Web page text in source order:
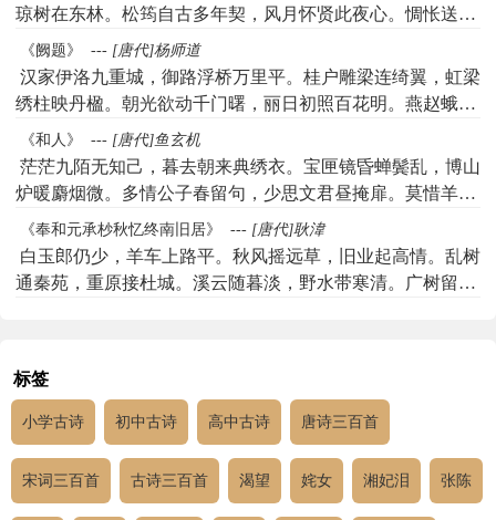
琼树在东林。松筠自古多年契，风月怀贤此夜心。惆怅送君
身未达，不堪摇落听秋砧。
《阙题》 --- [唐代]杨师道
汉家伊洛九重城，御路浮桥万里平。桂户雕梁连绮翼，虹梁
绣柱映丹楹。朝光欲动千门曙，丽日初照百花明。燕赵蛾眉
旧倾国，楚宫腰细本传名。二月桑津期结伴，三春淇水逐关
情。兰丛有意飞双蝶，柳叶无趣隐啼莺。扇里细妆将夜并，
风前独舞共花荣。两鬟百万谁论价，一笑千金判是轻。不为
照后庭。
《和人》 --- [唐代]鱼玄机
茫茫九陌无知己，暮去朝来典绣衣。宝匣镜昏蝉鬓乱，博山
炉暖麝烟微。多情公子春留句，少思文君昼掩扉。莫惜羊车
频列载，柳丝梅绽正芳菲。
《奉和元承杪秋忆终南旧居》 --- [唐代]耿湋
白玉郎仍少，羊车上路平。秋风摇远草，旧业起高情。乱树
通秦苑，重原接杜城。溪云随暮淡，野水带寒清。广树留峰
标签
小学古诗 初中古诗 高中古诗 唐诗三百首
宋词三百首 古诗三百首 渴望 姹女 湘妃泪 张陈